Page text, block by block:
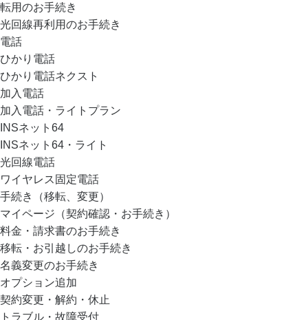
転用のお手続き
光回線再利用のお手続き
電話
ひかり電話
ひかり電話ネクスト
加入電話
加入電話・ライトプラン
INSネット64
INSネット64・ライト
光回線電話
ワイヤレス固定電話
手続き（移転、変更）
マイページ（契約確認・お手続き）
料金・請求書のお手続き
移転・お引越しのお手続き
名義変更のお手続き
オプション追加
契約変更・解約・休止
トラブル・故障受付